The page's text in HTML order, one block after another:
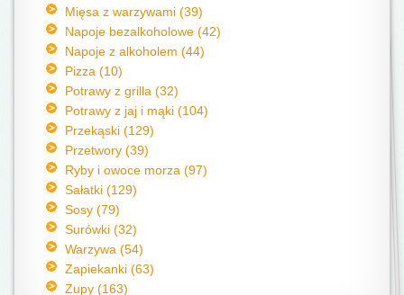
Mięsa z warzywami (39)
Napoje bezalkoholowe (42)
Napoje z alkoholem (44)
Pizza (10)
Potrawy z grilla (32)
Potrawy z jaj i mąki (104)
Przekąski (129)
Przetwory (39)
Ryby i owoce morza (97)
Sałatki (129)
Sosy (79)
Surówki (32)
Warzywa (54)
Zapiekanki (63)
Zupy (163)